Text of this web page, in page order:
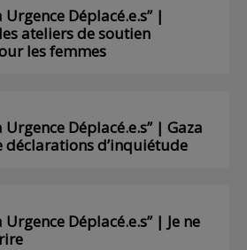
Déplacé.e.s” |
ateliers de soutien
les femmes
Urgence Déplacé.e.s” | Gaza
déclarations d’inquiétude
Déplacé.e.s” | Je ne